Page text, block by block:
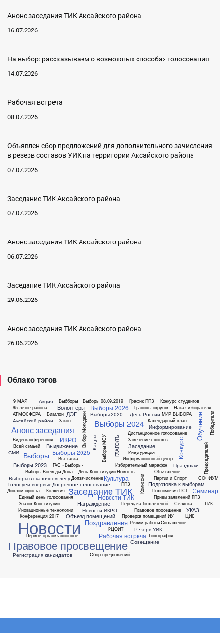
Анонс заседания ТИК Аксайского района
16.07.2026
На выбор: рассказываем о возможных способах голосования
14.07.2026
Рабочая встреча
08.07.2026
Объявлен сбор предложений для дополнительного зачисления
в резерв составов УИК на территории Аксайского района
07.07.2026
Заседание ТИК Аксайского района
07.07.2026
Анонс заседания ТИК Аксайского района
06.07.2026
Заседание ТИК Аксайского района
29.06.2026
Анонс заседания ТИК Аксайского района
26.06.2026
Облако тэгов
9 МАЯ
95-летие района
АТМОСФЕРА
Аксайский район
Акция
Анонс заседания
Биатлон
Видеоконференция
Волонтеры
Всей семьей
Выбборы
Выбор Молодежи
Выборы
Выборы 08.09.2019
Выборы 2020
Выборы 2023
Выборы 2024
Выборы 2025
Выборы 2026
Выборы Воеводы Дона
Выборы МСУ
Выборы в сказочном лесу
Выдвижение
Выставка
ГАС «Выборы»
ГЛАГОЛЪ
Голосуем впервые
Границы округов
График ППЗ
ДЭГ
День Конституции
День России
Диплом юриста
Дистанционное голосование
Допзачисление
Досрочное голосование
Единый день голосования
Заверение списков
Закон
Заседание
Заседание ТИК
Знаток Конституции
ИКРО
Избирательный марафон
Инаугурация
Иновационные технологии
Информационный центр
Информирование
Кадры
Календарный план
Коллегия Комиссии
Конкурс
Конкурс студентов
Конференция 2017
Культура
МИР ВЫБОРА
Награждение
Наказ избирателя
Новости
Новости ИКРО
Новости ТИК
Новость
Обучение
Объезд помещений
Объявление
ППЗ
Партии и Спорт
Первое организационное
Передача бюллетеней
Победители
Подготовка к выборам
Поздравления
Полномочия ПСГ
Правовое просвещение
Правовое просещение
Праздники Председателей
Прием заявлений ППЗ
Проверка помещений ИУ
РЦОИТ
Рабочая встреча
Регистрация кандидатов
Режим работы
Резерв УИК
СМИ
СОФИУМ
Сбор предложений
Селянка
Семинар
Совещание
Соглашение
ТИК
Типография
УКАЗ
ЦИК